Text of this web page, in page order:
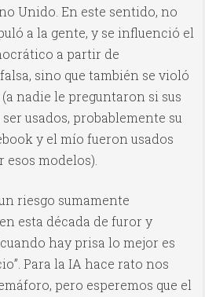
Unido. En este sentido, no
a la gente, y se influenció el
a partir de
sino que también se violó
nadie le preguntaron si sus
usados, probablemente su
y el mío fueron usados
esos modelos).
riesgo sumamente
esta década de furor y
hay prisa lo mejor es
Para la IA hace rato nos
pero esperemos que el